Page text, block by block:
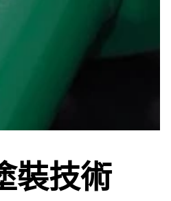
裝技術